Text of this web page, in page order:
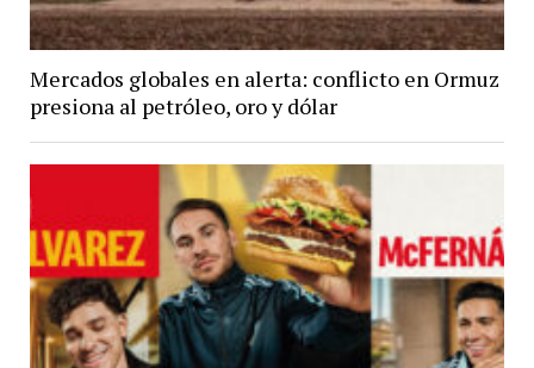
Mercados globales en alerta: conflicto en Ormuz
presiona al petróleo, oro y dólar